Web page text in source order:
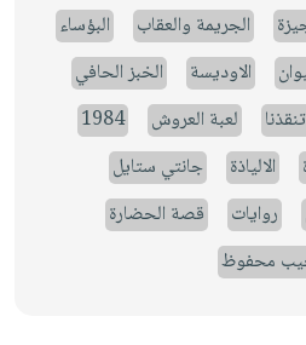
الجريمة والعقاب
البؤساء
الاوديسة
الخبز الحافي
لعبة العروش
1984
الالياذة
جانتي ستايل
روايات
قصة الحضارة
محفوظ